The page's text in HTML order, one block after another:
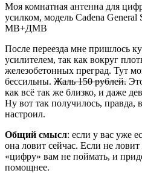
Моя комнатная антенна для
усилком, модель Cadena
МВ+ДМВ
После переезда мне пришлось
усилителем, так как вокруг
железобетонных преград. Тут
бессильны. Жаль 150 рублей.
как всё так же близко, и даже
Ну вот так получилось, правда,
настроил.
Общий смысл: если у вас уже
она ловит сейчас. Если не
«цифру» вам не поймать, и
помощнее.